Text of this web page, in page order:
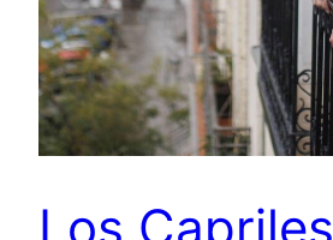
Los Capriles